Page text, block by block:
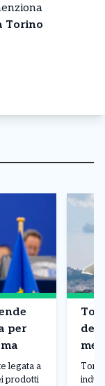
Torino
per
legata a
prodotti